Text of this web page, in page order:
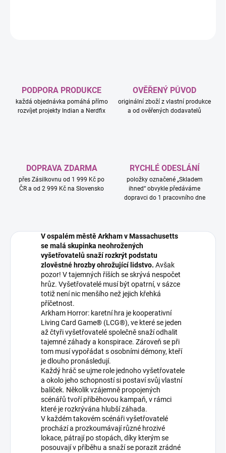
PODPORA PRODUKCE
každá objednávka pomáhá přímo
rozvíjet projekty Indian a Nerdfix
OVĚŘENÝ PŮVOD
originální zboží z vlastní produkce
a od ověřených dodavatelů
DOPRAVA ZDARMA
přes Zásilkovnu od 1 999 Kč po
ČR a od 2 999 Kč na Slovensko
RYCHLÉ ODESLÁNÍ
položky označené „Skladem
ihned“ obvykle předáváme
dopravci do 1 pracovního dne
V ospalém městě Arkham v Massachusetts
se malá skupinka neohrožených
vyšetřovatelů snaží rozkrýt podstatu
zlověstné hrozby ohrožující lidstvo. Avšak
pozor! V tajemných říších se skrývá nespočet
hrůz. Vyšetřovatelé musí být opatrní, v sázce
totiž není nic menšího než jejich křehká
příčetnost.
Arkham Horror: karetní hra je kooperativní
Living Card Game® (LCG®), ve které se jeden
až čtyři vyšetřovatelé společně snaží odhalit
tajemné záhady a konspirace. Zároveň se při
tom musí vypořádat s osobními démony, kteří
je dlouho pronásledují.
Každý hráč se ujme role jednoho vyšetřovatele
a okolo jeho schopností si postaví svůj vlastní
balíček. Několik vzájemně propojených
scénářů tvoří příběhovou kampaň, v rámci
které je rozkrývána hlubší záhada.
V každém takovém scénáři vyšetřovatelé
prochází a prozkoumávají různé hrozivé
lokace, pátrají po stopách, díky kterým se
posouvají v příběhu a snaží se porazit zrádné